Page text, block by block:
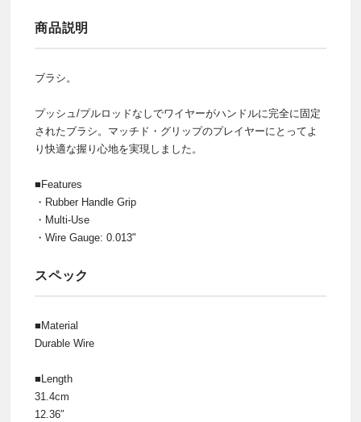
商品説明
ブラシ。
プッシュ/プルロッドなしでワイヤーがハンドルに完全に固定
されたブラシ。マッチド・グリップのプレイヤーにとってよ
り快適な握り心地を実現しました。
■Features
・Rubber Handle Grip
・Multi-Use
・Wire Gauge: 0.013"
スペック
■Material
Durable Wire
■Length
31.4cm
12.36″